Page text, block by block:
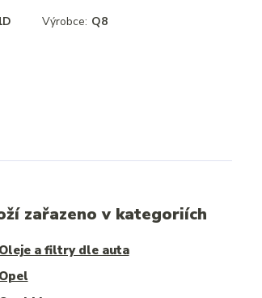
Výrobce: Q8
zařazeno v kategoriích
Oleje a filtry dle auta
Opel